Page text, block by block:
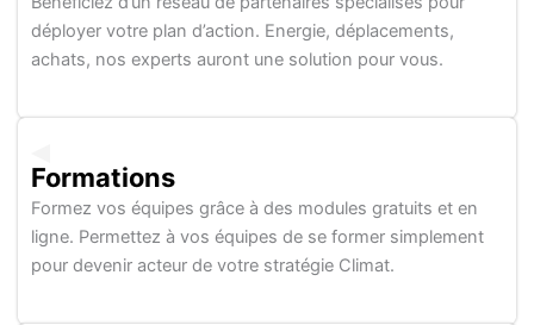
déployer votre plan d’action. Energie, déplacements,
achats, nos experts auront une solution pour vous.
Formations
Formez vos équipes grâce à des modules gratuits et en
ligne. Permettez à vos équipes de se former simplement
pour devenir acteur de votre stratégie Climat.